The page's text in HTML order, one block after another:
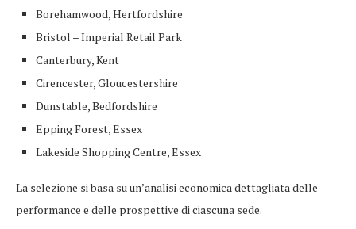
Borehamwood, Hertfordshire
Bristol – Imperial Retail Park
Canterbury, Kent
Cirencester, Gloucestershire
Dunstable, Bedfordshire
Epping Forest, Essex
Lakeside Shopping Centre, Essex
La selezione si basa su un’analisi economica dettagliata delle
performance e delle prospettive di ciascuna sede.